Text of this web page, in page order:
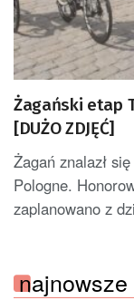
Żagański etap
[DUŻO ZDJĘĆ]
Żagań znalazł
Pologne.
zaplanowano z